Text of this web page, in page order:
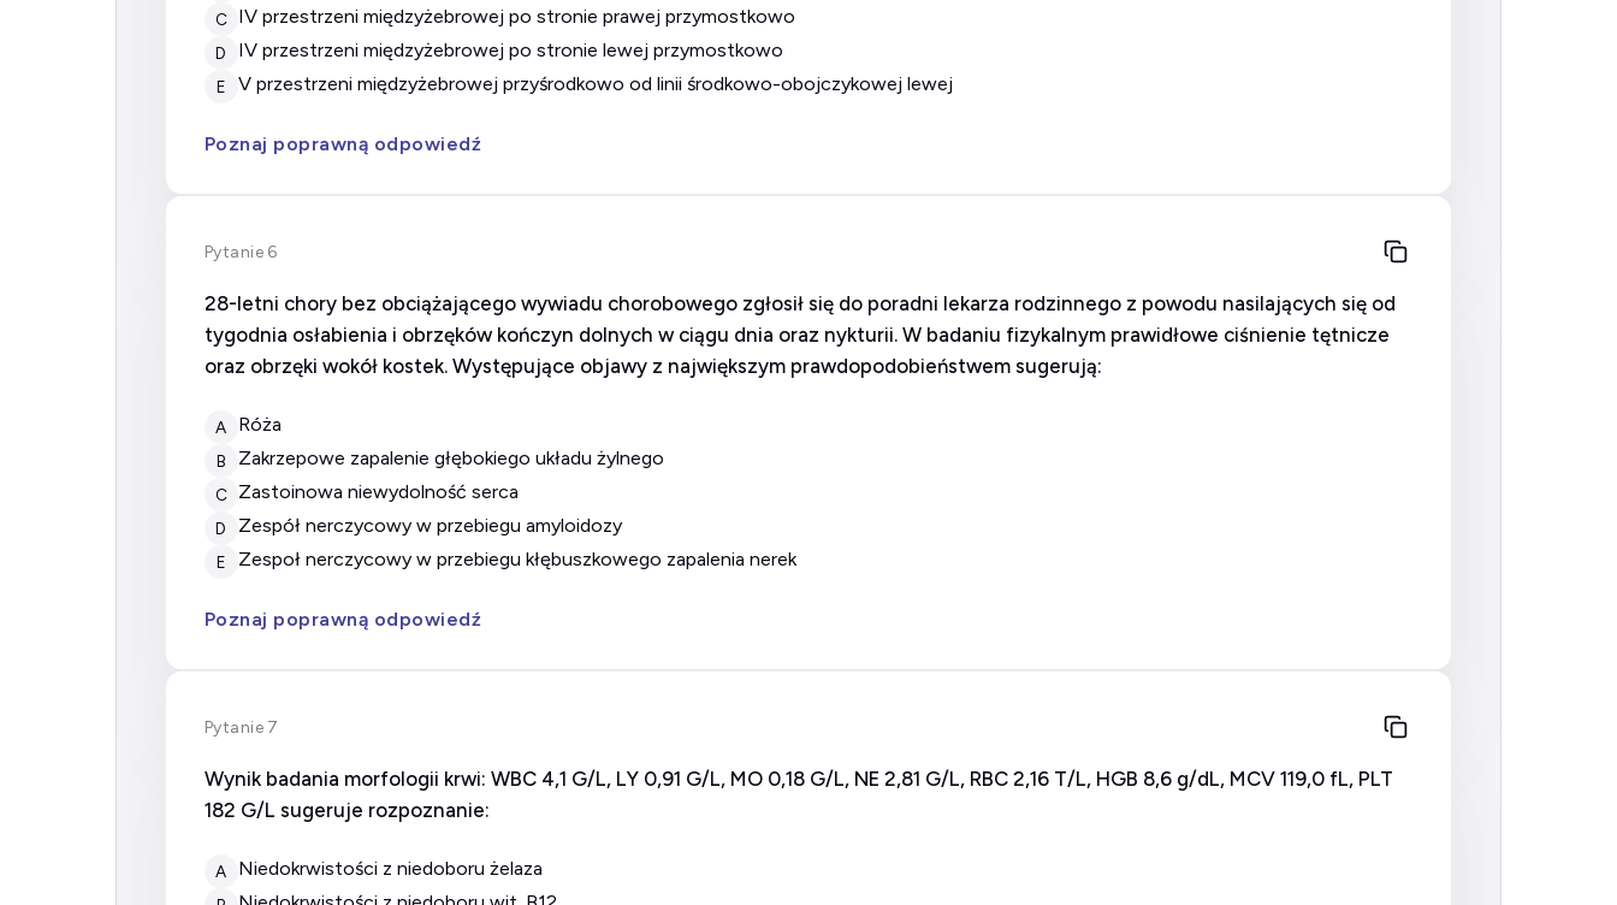
C IV przestrzeni międzyżebrowej po stronie prawej przymostkowo
D IV przestrzeni międzyżebrowej po stronie lewej przymostkowo
E V przestrzeni międzyżebrowej przyśrodkowo od linii środkowo-obojczykowej lewej
Poznaj poprawną odpowiedź
Pytanie 6
28-letni chory bez obciążającego wywiadu chorobowego zgłosił się do poradni lekarza rodzinnego z powodu nasilających się od
tygodnia osłabienia i obrzęków kończyn dolnych w ciągu dnia oraz nykturii. W badaniu fizykalnym prawidłowe ciśnienie tętnicze
oraz obrzęki wokół kostek. Występujące objawy z największym prawdopodobieństwem sugerują:
A róża
B zakrzepowe zapalenie głębokiego układu żylnego
C zastoinowa niewydolność serca
D zespół nerczycowy w przebiegu amyloidozy
E zespoł nerczycowy w przebiegu kłębuszkowego zapalenia nerek
Poznaj poprawną odpowiedź
Pytanie 7
Wynik badania morfologii krwi: WBC 4,1 G/L, LY 0,91 G/L, MO 0,18 G/L, NE 2,81 G/L, RBC 2,16 T/L, HGB 8,6 g/dL, MCV 119,0 fL, PLT
182 G/L sugeruje rozpoznanie:
A Niedokrwistości z niedoboru żelaza